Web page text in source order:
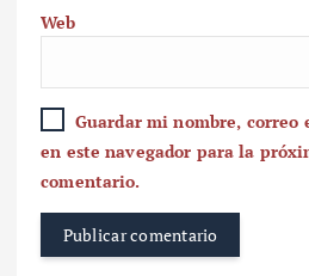
Web
Guardar mi nombre,
en este navegador para la
comentario.